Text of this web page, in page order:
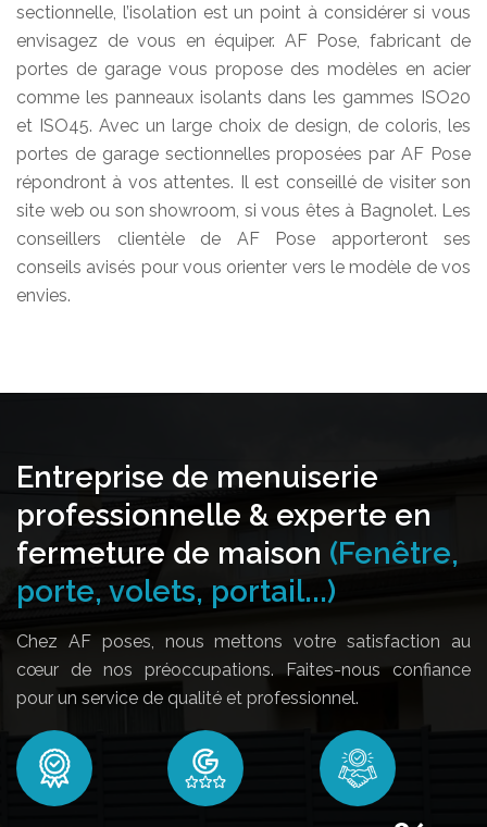
sectionnelle, l’isolation est un point à considérer si vous
envisagez de vous en équiper. AF Pose, fabricant de
portes de garage vous propose des modèles en acier
comme les panneaux isolants dans les gammes ISO20
et ISO45. Avec un large choix de design, de coloris, les
portes de garage sectionnelles proposées par AF Pose
répondront à vos attentes. Il est conseillé de visiter son
site web ou son showroom, si vous êtes à Bagnolet. Les
conseillers clientèle de AF Pose apporteront ses
conseils avisés pour vous orienter vers le modèle de vos
envies.
Entreprise de menuiserie
professionnelle & experte en
fermeture de maison (Fenêtre,
porte, volets, portail...)
Chez AF poses, nous mettons votre satisfaction au
cœur de nos préoccupations. Faites-nous confiance
pour un service de qualité et professionnel.